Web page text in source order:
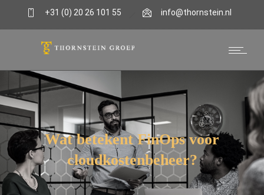
+31 (0) 20 26 101 55 info@thornstein.nl
Kennisbank
Wat betekent FinOps voor
cloudkostenbeheer?